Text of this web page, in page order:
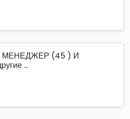
(45 ) И
...